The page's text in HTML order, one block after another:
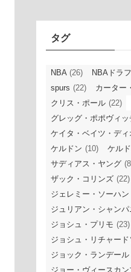
ブ
タグ
NBA (26) NBAドラ
spurs (22) カーター
クリス・ポール (22)
グレッグ・ポポヴィッ
ケイタ・ベイツ・ディ
ケルドン (10) ケル
サディアス・ヤング
ザック・コリンズ (22)
ジェレミー・ソーハン
ジュリアン・シャンパ
ジョシュ・プリモ (23)
ジョシュ・リチャード
ジョック・ランデール
ジョー・ヴィースカン